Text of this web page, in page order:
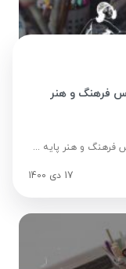
فرهنگ و هنر
فرهنگ و هنر پایه ...
17 دی 1400